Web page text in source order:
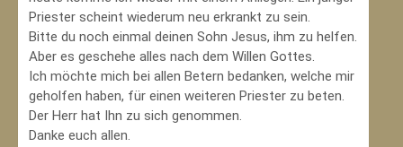
Priester scheint wiederum neu erkrankt zu sein.
Bitte du noch einmal deinen Sohn Jesus, ihm zu helfen.
Aber es geschehe alles nach dem Willen Gottes.
Ich möchte mich bei allen Betern bedanken, welche mir
geholfen haben, für einen weiteren Priester zu beten.
Der Herr hat Ihn zu sich genommen.
Danke euch allen.